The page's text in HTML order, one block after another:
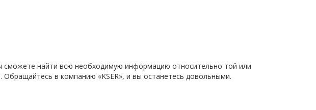
сможете найти всю необходимую информацию относительно той или
в компанию «KSER», и вы останетесь довольными.